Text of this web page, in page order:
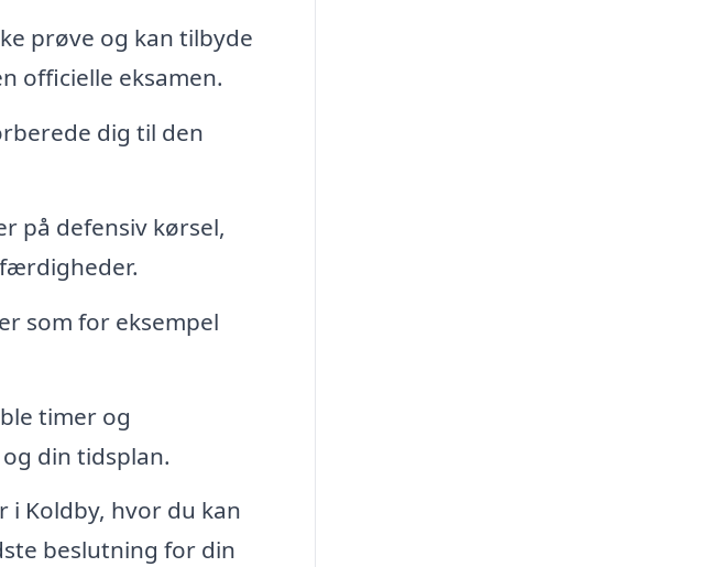
prøve og kan tilbyde
officielle eksamen.
dig til den
på defensiv kørsel,
som for eksempel
timer og
din tidsplan.
Koldby, hvor du kan
beslutning for din